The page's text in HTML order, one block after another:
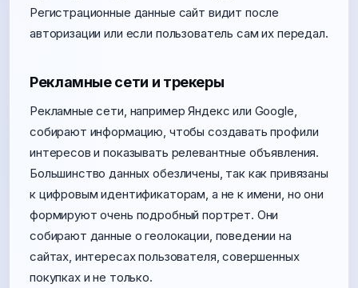
Регистрационные данные сайт видит после
авторизации или если пользователь сам их передал.
Рекламные сети и трекеры
Рекламные сети, например Яндекс или Google,
собирают информацию, чтобы создавать профили
интересов и показывать релевантные объявления.
Большинство данных обезличены, так как привязаны
к цифровым идентификаторам, а не к имени, но они
формируют очень подробный портрет. Они
собирают данные о геолокации, поведении на
сайтах, интересах пользователя, совершенных
покупках и не только.